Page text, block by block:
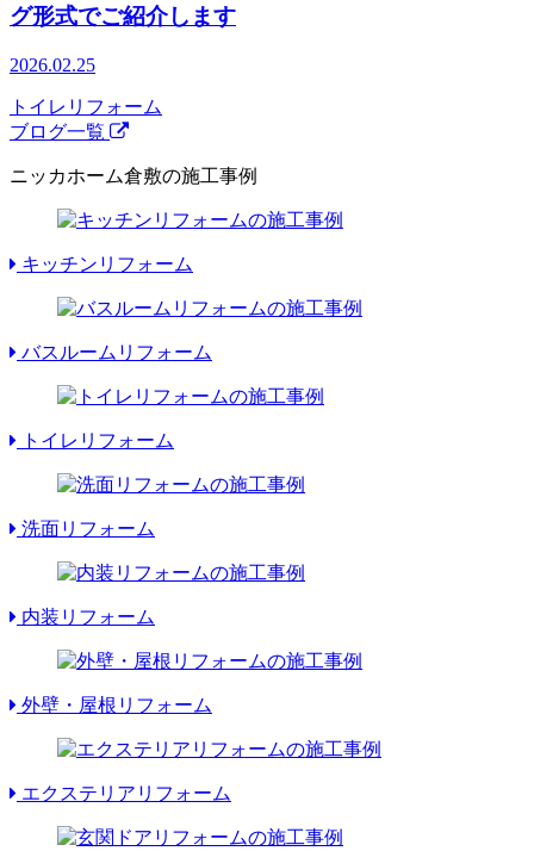
グ形式でご紹介します
2026.02.25
トイレリフォーム
ブログ一覧
ニッカホーム倉敷の施工事例
キッチンリフォーム
バスルームリフォーム
トイレリフォーム
洗面リフォーム
内装リフォーム
外壁・屋根リフォーム
エクステリアリフォーム